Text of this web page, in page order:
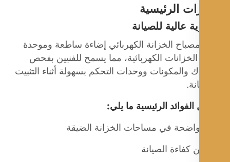
الرئيسية
الخزانة الكهربائي إضاءة ساطعة وموحدة
الكهربائية، مما يسمح للفنيين بفحص
والمكونات ووحدات التحكم بسهولة أثناء التثبيت
الرئيسية ما يلي:
في مساحات الخزانة الضيقة
كفاءة الصيانة